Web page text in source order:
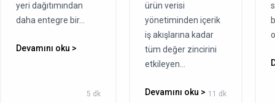
yeri dağıtımından
daha entegre bir...
Devamını oku >
5 dk
ürün verisi
yönetiminden içerik
iş akışlarına kadar
tüm değer zincirini
etkileyen...
Devamını oku > 11 dk